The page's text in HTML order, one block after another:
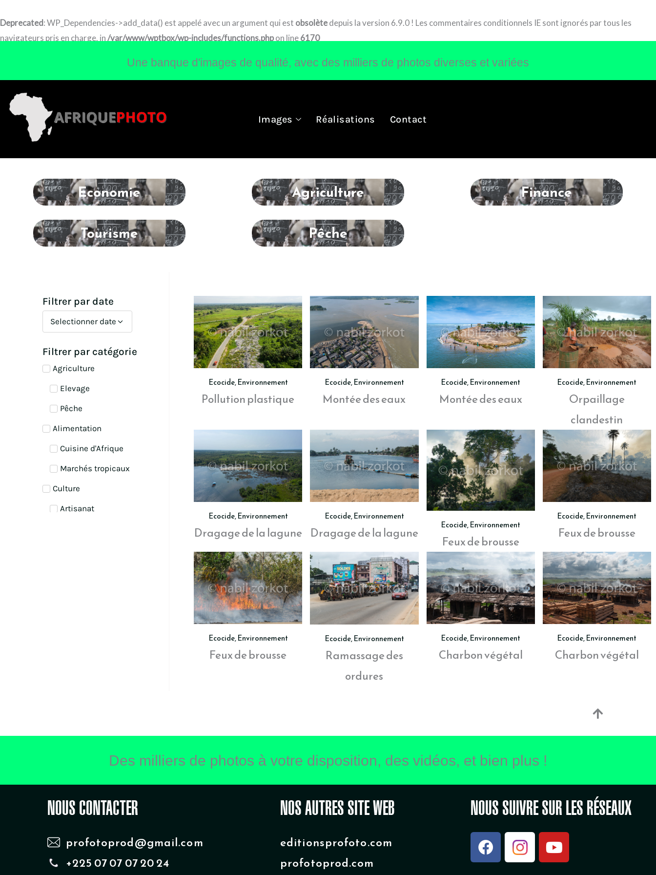
Deprecated: WP_Dependencies->add_data() est appelé avec un argument qui est obsolètedepuis la version 6.9.0 ! Les commentaires conditionnels IE sont ignorés par tous les
navigateurs pris en charge. in/var/www/wptbox/wp-includes/functions.phpon line6170
au
contenu
Une banque d'images de qualité, avec des milliers de photos diverses et variées
Images Réalisations Contact
Economie Agriculture
Finance
Tourisme
Pêche
Filtrer par date
Selectionner date
Filtrer par catégorie
Agriculture
Elevage
Pêche
Alimentation
Cuisine d'Afrique
Marchés tropicaux
Culture
Artisanat
Energie
Route et transports
Femmes
Habitat
Ecocide,Environnement
Pollution plastique
Ecocide,Environnement
Montée des eaux
Ecocide,Environnement
Montée des eaux
Ecocide,Environnement
Orpaillage
clandestin
Ecocide,Environnement
Dragage de la lagune
Ecocide,Environnement
Dragage de la lagune Ecocide,Environnement
Feux de brousse
Ecocide,Environnement
Feux de brousse
Ecocide,Environnement
Feux de brousse
Ecocide,Environnement
Ramassage des
ordures
Ecocide,Environnement
Charbon végétal
Ecocide,Environnement
Charbon végétal
Des milliers de photos à votre disposition, des vidéos, et bien plus !
NOUS CONTACTER
profotoprod@gmail.com
+225 07 07 07 20 24
NOS AUTRES SITE WEB
editionsprofoto.com
profotoprod.com
NOUS SUIVRE SUR LES RÉSEAUX
F
a
Y
o